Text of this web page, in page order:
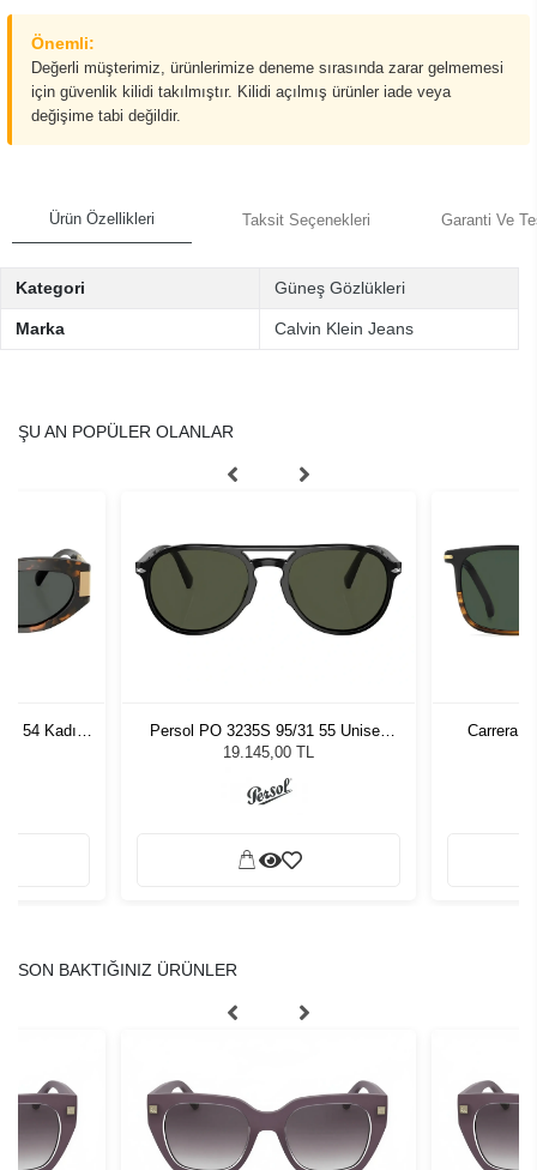
Önemli:
Değerli müşterimiz, ürünlerimize deneme sırasında zarar gelmemesi
için güvenlik kilidi takılmıştır. Kilidi açılmış ürünler iade veya
değişime tabi değildir.
Ürün Özellikleri Taksit Seçenekleri Garanti Ve
Kategori Güneş Gözlükleri
Marka Calvin Klein Jeans
ŞU AN POPÜLER OLANLAR
54 Kadın
Persol PO 3235S 95/31 55 Unisex
Güneş Gözlüğü
19.145,00 TL
Carrera
SON BAKTIĞINIZ ÜRÜNLER